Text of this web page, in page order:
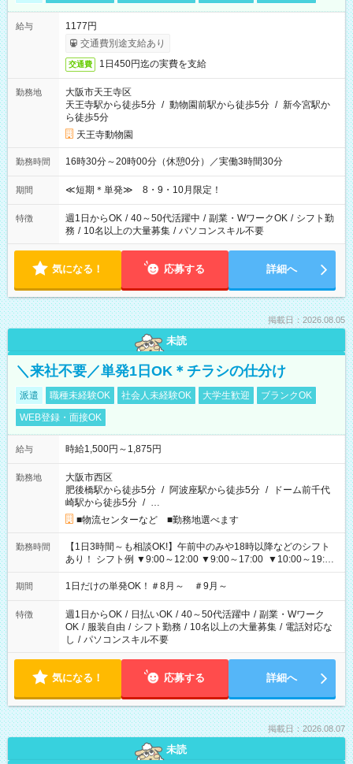
給与
1177円
交通費別途支給あり
交通費 1日450円迄の実費を支給
勤務地
大阪市天王寺区
天王寺駅から徒歩5分 / 動物園前駅から徒歩5分 / 新今宮駅か
ら徒歩5分
天王寺動物園
勤務時間 16時30分～20時00分（休憩0分）／実働3時間30分
期間 ≪短期＊単発≫ 8・9・10月限定！
特徴 週1日からOK / 40～50代活躍中 / 副業・WワークOK / シフト勤
務 / 10名以上の大量募集 / パソコンスキル不要
気になる！ 応募する 詳細へ
掲載日：2026.08.05
未読
＼来社不要／単発1日OK＊チラシの仕分け
派遣 職種未経験OK 社会人未経験OK 大学生歓迎
ブランクOK
WEB登録・面接OK
給与 時給1,500円～1,875円
勤務地
大阪市西区
肥後橋駅から徒歩5分 / 阿波座駅から徒歩5分 /
ドーム前千代
崎駅から徒歩5分 / …
■物流センターなど ■勤務地選べます
勤務時間
【1日3時間～も相談OK!】午前中のみや18時以降などのシフト
あり！ シフト例 ▼9:00～12:00 ▼9:00～17:00 ▼10:00～19:00
▼18:00～21:00
期間 1日だけの単発OK！＃8月～ ＃9月～
特徴 週1日からOK / 日払いOK / 40～50代活躍中 / 副業・Wワーク
OK / 服装自由 / シフト勤務 / 10名以上の大量募集 / 電話対応な
し / パソコンスキル不要
気になる！ 応募する 詳細へ
掲載日：2026.08.07
未読